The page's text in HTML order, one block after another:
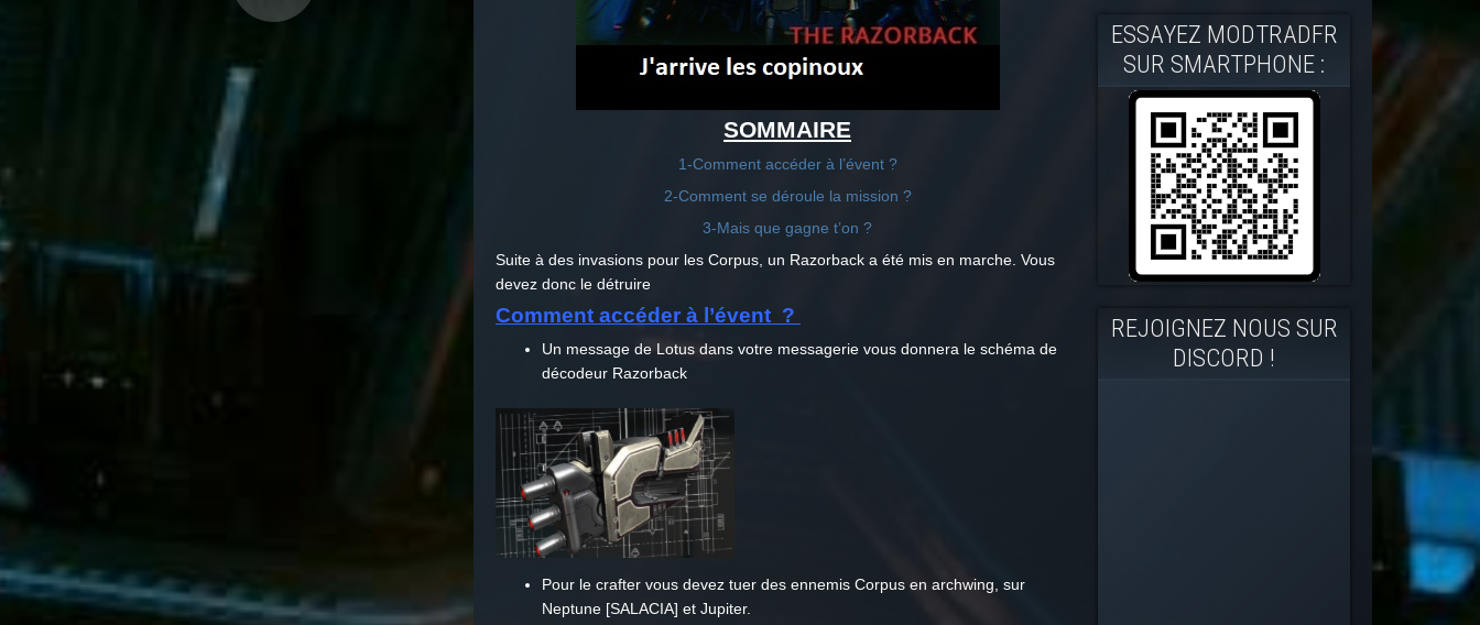
SOMMAIRE
1-Comment accéder à l’évent ?
2-Comment se déroule la mission ?
3-Mais que gagne t’on ?
Suite à des invasions pour les Corpus, un Razorback a été mis en marche. Vous
devez donc le détruire
Comment accéder à l’évent ?
Un message de Lotus dans votre messagerie vous donnera le schéma de
décodeur Razorback
Pour le crafter vous devez tuer des ennemis Corpus en archwing, sur
Neptune [SALACIA] et Jupiter.
ESSAYEZ MODTRADFR
SUR SMARTPHONE :
REJOIGNEZ NOUS SUR
DISCORD !